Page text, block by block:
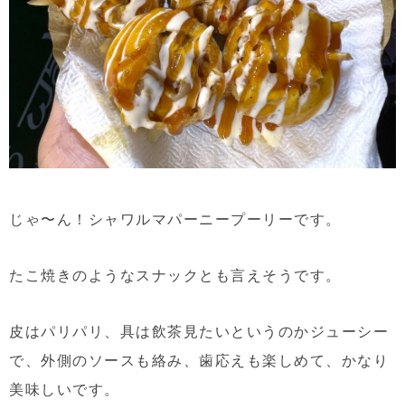
じゃ〜ん！シャワルマパーニープーリーです。
たこ焼きのようなスナックとも言えそうです。
皮はパリパリ、具は飲茶見たいというのかジューシー
で、外側のソースも絡み、歯応えも楽しめて、かなり
美味しいです。